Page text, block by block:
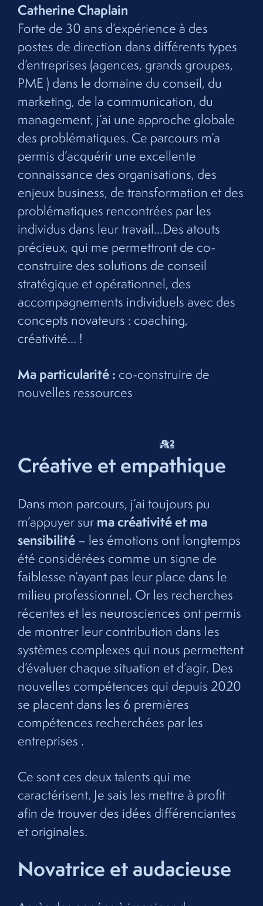
Catherine Chaplain
Forte de 30 ans d’expérience à des
postes de direction dans différents types
d’entreprises (agences, grands groupes,
PME ) dans le domaine du conseil, du
marketing, de la communication, du
management, j’ai une approche globale
des problématiques. Ce parcours m’a
permis d’acquérir une excellente
connaissance des organisations, des
enjeux business, de transformation et des
problématiques rencontrées par les
individus dans leur travail…Des atouts
précieux, qui me permettront de co-
construire des solutions de conseil
stratégique et opérationnel, des
accompagnements individuels avec des
concepts novateurs : coaching,
créativité… !
Ma particularité : co-construire de
nouvelles ressources
Créative et empathique
Dans mon parcours, j’ai toujours pu
m’appuyer sur ma créativité et ma
sensibilité – les émotions ont longtemps
été considérées comme un signe de
faiblesse n’ayant pas leur place dans le
milieu professionnel. Or les recherches
récentes et les neurosciences ont permis
de montrer leur contribution dans les
systèmes complexes qui nous permettent
d’évaluer chaque situation et d’agir. Des
nouvelles compétences qui depuis 2020
se placent dans les 6 premières
compétences recherchées par les
entreprises .
Ce sont ces deux talents qui me
caractérisent. Je sais les mettre à profit
afin de trouver des idées différenciantes
et originales.
Novatrice et audacieuse